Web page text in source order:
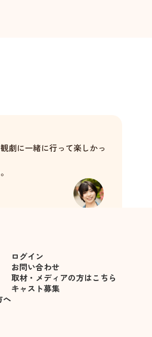
劇に一緒に行って楽しかっ
へ
ログイン
お問い合わせ
取材・メディアの方はこちら
キャスト募集